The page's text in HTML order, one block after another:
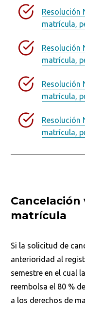
Resolución
matrícula,
Resolución
matrícula,
Resolución
matrícula,
Resolución
matrícula,
matrícula
Si la solicitud de
anterioridad al
semestre en el cual
reembolsa el 80 %
a los derechos de